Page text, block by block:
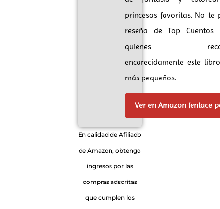
princesas favoritas. No te
reseña de Top Cuentos
quienes
encarecidamente este
más pequeños.
Ver en Amazon (enlace
En calidad de Afiliado
de Amazon, obtengo
ingresos por las
compras adscritas
que cumplen los